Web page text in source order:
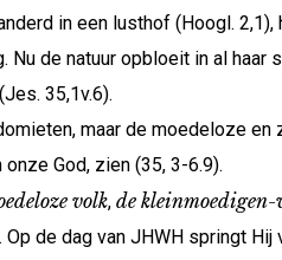
in een lusthof (Hoogl.
Nu de natuur opbloeit in al
35,1v.6).
maar de moedeloze
onze God, zien (35, 3-6.9).
volk, de
Op de dag van JHWH springt